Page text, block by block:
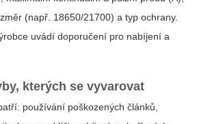
(např. 18650/21700) a typ ochrany.
uvádí doporučení pro nabíjení a
kterých se vyvarovat
používání poškozených článků,